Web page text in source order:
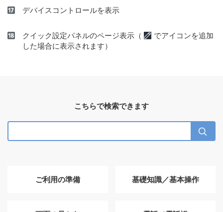
デバイスコントロールを表示
クイック設定パネルのページ表示（
でアイコンを追加
した場合に表示されます）
こちらで検索できます
ご利用の準備 基礎知識／基本操作